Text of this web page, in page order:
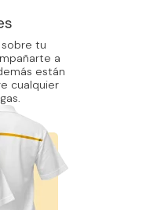
tu
a
están
cualquier